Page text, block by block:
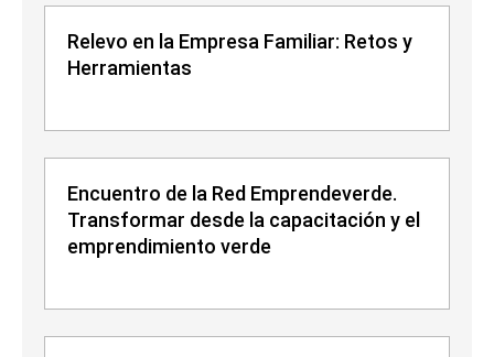
Relevo en la Empresa Familiar: Retos y
Herramientas
Encuentro de la Red Emprendeverde.
Transformar desde la capacitación y el
emprendimiento verde